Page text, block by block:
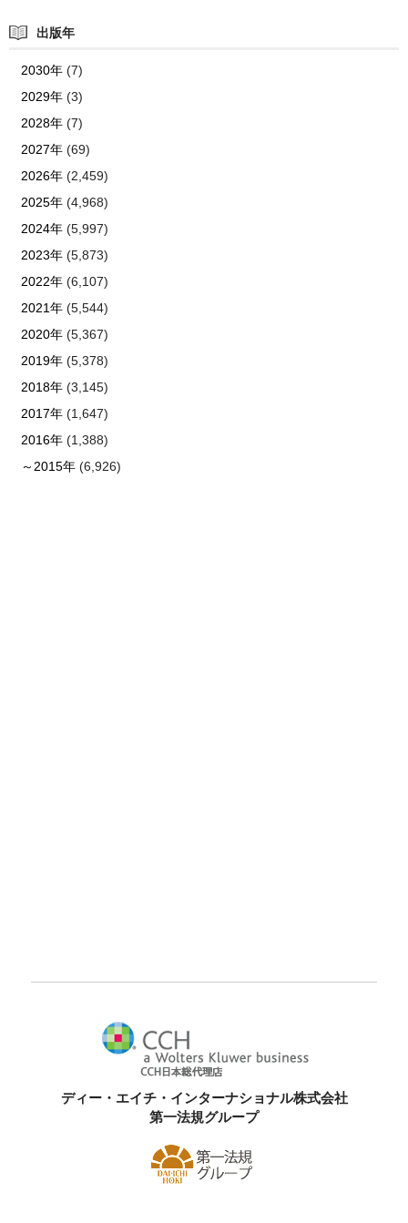
出版年
2030年(7)
2029年(3)
2028年(7)
2027年(69)
2026年(2,459)
2025年(4,968)
2024年(5,997)
2023年(5,873)
2022年(6,107)
2021年(5,544)
2020年(5,367)
2019年(5,378)
2018年(3,145)
2017年(1,647)
2016年(1,388)
～2015年(6,926)
ディー・エイチ・インターナショナル株式会社
第一法規グループ